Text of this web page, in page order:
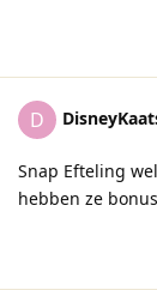
D
Snap Efteling
hebben ze